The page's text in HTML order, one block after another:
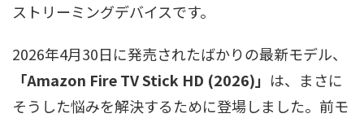
ストリーミングデバイスです。
2026年4月30日に発売されたばかりの最新モデル、
「Amazon Fire TV Stick HD (2026)」 は、まさに
そうした悩みを解決するために登場しました。前モ